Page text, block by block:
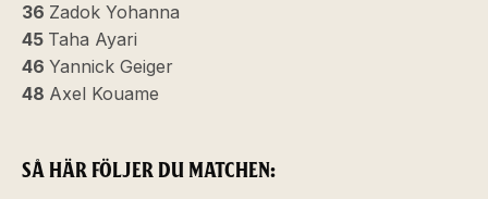
36 Zadok Yohanna
45 Taha Ayari
46 Yannick Geiger
48 Axel Kouame
SÅ HÄR FÖLJER DU MATCHEN: